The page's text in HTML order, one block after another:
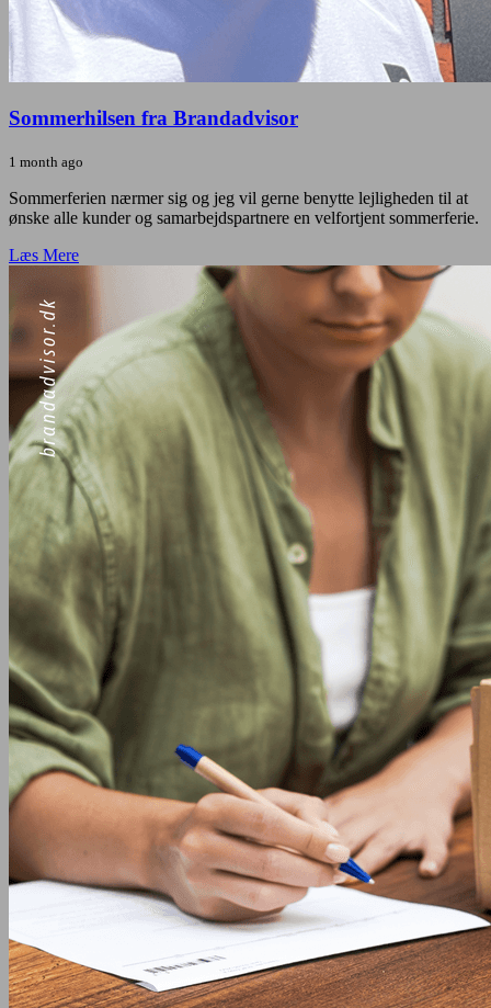
Sommerhilsen fra Brandadvisor
1 month ago
Sommerferien nærmer sig og jeg vil gerne benytte lejligheden til at
ønske alle kunder og samarbejdspartnere en velfortjent sommerferie.
Læs Mere